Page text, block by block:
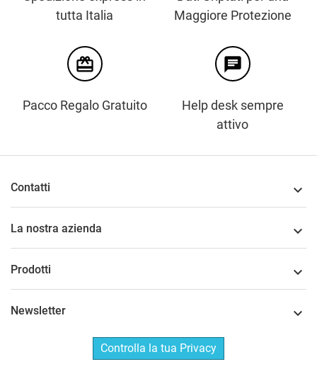
tutta Italia
Maggiore Protezione
card_giftcard
Pacco Regalo Gratuito
chat
Help desk sempre
attivo
Contatti 
La nostra azienda 
Prodotti 
Newsletter 
Controlla la tua Privacy